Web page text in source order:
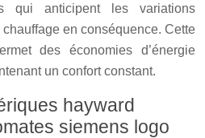
qui anticipent les variations
en conséquence. Cette
des économies d’énergie
un confort constant.
hayward
siemens logo